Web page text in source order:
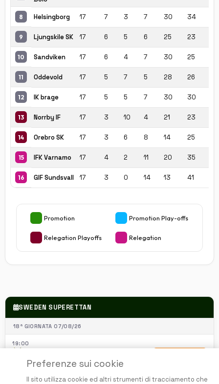
Preferenze sui cookie
Il sito utilizza cookie ed altri strumenti di tracciamento che
8 Helsingborg 17 7 3 7 30 34
9 Ljungskile SK 17 6 5 6 25 23
10 Sandviken 17 6 4 7 30 25
11 Oddevold 17 5 7 5 28 26
12 IK brage 17 5 5 7 30 30
13 Norrby IF 17 3 10 4 21 23
14 Orebro SK 17 3 6 8 14 25
15 IFK Varnamo 17 4 2 11 20 35
16 GIF Sundsvall 17 3 0 14 13 41
Promotion Promotion Play-offs
Relegation Playoffs Relegation
SWEDEN SUPERETTAN
18ª GIORNATA 07/08/26
19:00
GIF Sundsvall